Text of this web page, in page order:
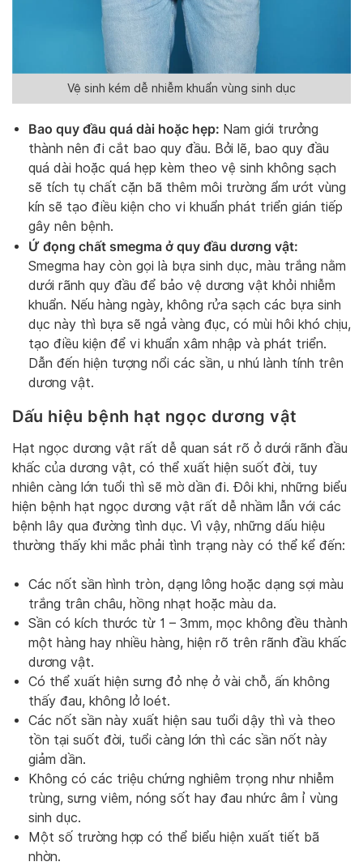
Vệ sinh kém dễ nhiễm khuẩn vùng sinh dục
Bao quy đầu quá dài hoặc hẹp: Nam giới trưởng
thành nên đi cắt bao quy đầu. Bởi lẽ, bao quy đầu
quá dài hoặc quá hẹp kèm theo vệ sinh không sạch
sẽ tích tụ chất cặn bã thêm môi trường ẩm ướt vùng
kín sẽ tạo điều kiện cho vi khuẩn phát triển gián tiếp
gây nên bệnh.
Ứ đọng chất smegma ở quy đầu dương vật:
Smegma hay còn gọi là bựa sinh dục, màu trắng nằm
dưới rãnh quy đầu để bảo vệ dương vật khỏi nhiễm
khuẩn. Nếu hàng ngày, không rửa sạch các bựa sinh
dục này thì bựa sẽ ngả vàng đục, có mùi hôi khó chịu,
tạo điều kiện để vi khuẩn xâm nhập và phát triển.
Dẫn đến hiện tượng nổi các sần, u nhú lành tính trên
dương vật.
Dấu hiệu bệnh hạt ngọc dương vật
Hạt ngọc dương vật rất dễ quan sát rõ ở dưới rãnh đầu
khấc của dương vật, có thể xuất hiện suốt đời, tuy
nhiên càng lớn tuổi thì sẽ mờ dần đi. Đôi khi, những biểu
hiện bệnh hạt ngọc dương vật rất dễ nhầm lẫn với các
bệnh lây qua đường tình dục. Vì vậy, những dấu hiệu
thường thấy khi mắc phải tình trạng này có thể kể đến:
Các nốt sần hình tròn, dạng lông hoặc dạng sợi màu
trắng trân châu, hồng nhạt hoặc màu da.
Sần có kích thước từ 1 – 3mm, mọc không đều thành
một hàng hay nhiều hàng, hiện rõ trên rãnh đầu khấc
dương vật.
Có thể xuất hiện sưng đỏ nhẹ ở vài chỗ, ấn không
thấy đau, không lở loét.
Các nốt sần này xuất hiện sau tuổi dậy thì và theo
tồn tại suốt đời, tuổi càng lớn thì các sần nốt này
giảm dần.
Không có các triệu chứng nghiêm trọng như nhiễm
trùng, sưng viêm, nóng sốt hay đau nhức âm ỉ vùng
sinh dục.
Một số trường hợp có thể biểu hiện xuất tiết bã
nhờn.